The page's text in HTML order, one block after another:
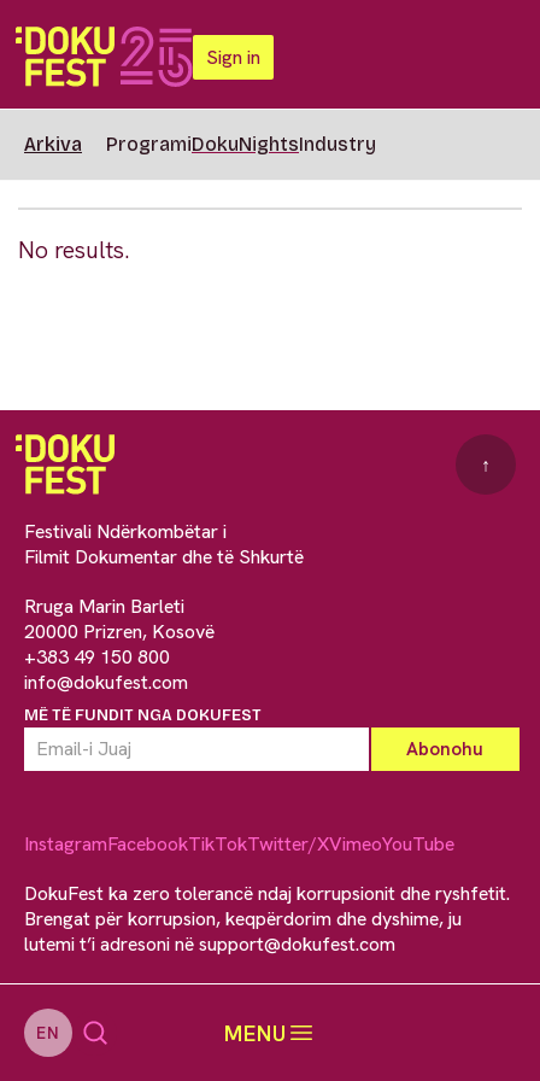
Sign in
EN MENU
Arkiva ProgramiDokuNightsIndustry
No results.
Festivali Ndërkombëtar i
Filmit Dokumentar dhe të Shkurtë
Rruga Marin Barleti
20000 Prizren, Kosovë
+383 49 150 800
info@dokufest.com
MË TË FUNDIT NGA DOKUFEST
↑
InstagramFacebookTikTokTwitter/XVimeoYouTube
DokuFest ka zero tolerancë ndaj korrupsionit dhe ryshfetit.
Brengat për korrupsion, keqpërdorim dhe dyshime, ju
lutemi t’i adresoni nësupport@dokufest.com